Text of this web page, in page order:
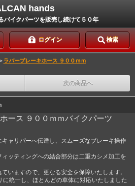
hands
バイクパーツを販売し続けて５０年
ログイン 検索
ラバーブレーキホース ９００ｍｍ
次の商品へ
ャリパーへ伝達し、スムーズなブレーキ操作
ッティングへの結合部分は二重カシメ加工を
いますので、更なる安全を保障いたします。
統一し、ほとんどの車体に対応いたしました